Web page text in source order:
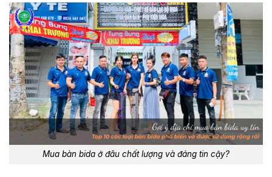
Mua bàn bida ở đâu chất lượng và đáng tin cậy?